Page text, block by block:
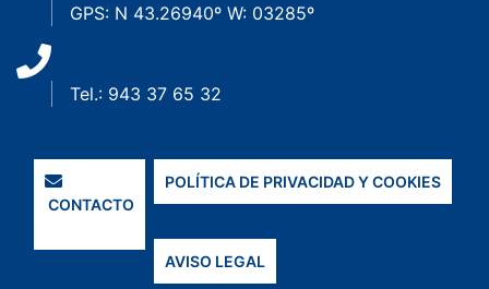
GPS: N 43.26940º W: 03285º
Tel.: 943 37 65 32
CONTACTO
POLÍTICA DE PRIVACIDAD Y COOKIES
AVISO LEGAL